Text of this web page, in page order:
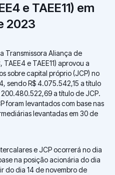
e TAEE11) em
2023
Transmissora Aliança de
e TAEE11) aprovou a
sobre capital próprio (JCP) no
sendo R$ 4.075.542,15 a título
a título de JCP.
foram levantados com base nas
levantadas em 30 de
e JCP ocorrerá no dia
na posição acionária do dia
do dia 14 de novembro de